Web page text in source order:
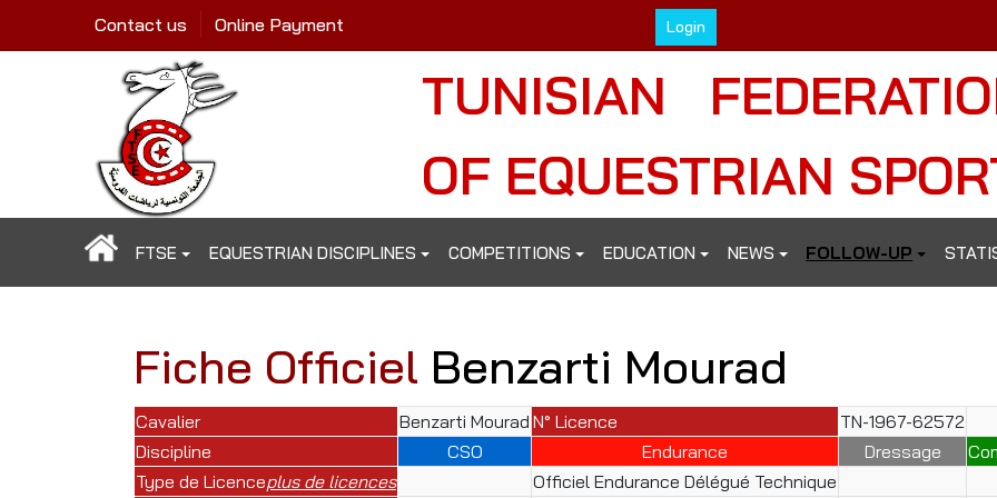
Login
Contact us Online Payment
TUNISIAN
OF EQUESTRIAN
FTSE EQUESTRIAN DISCIPLINES COMPETITIONS EDUCATION NEWS FOLLOW-UP
Fiche Officiel Benzarti Mourad
Cavalier Benzarti Mourad N° Licence
TN-1967-62572
Discipline
CSO Endurance Dressage
Type de Licenceplus de licences
Officiel Endurance Délégué Technique